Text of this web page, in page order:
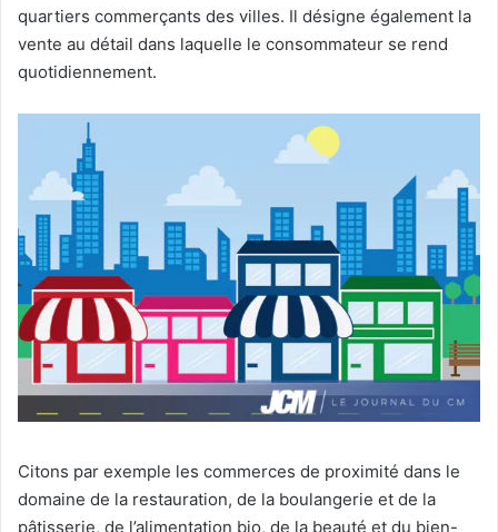
quartiers commerçants des villes. Il désigne également la
vente au détail dans laquelle le consommateur se rend
quotidiennement.
Citons par exemple les commerces de proximité dans le
domaine de la restauration, de la boulangerie et de la
pâtisserie, de l’alimentation bio, de la beauté et du bien-